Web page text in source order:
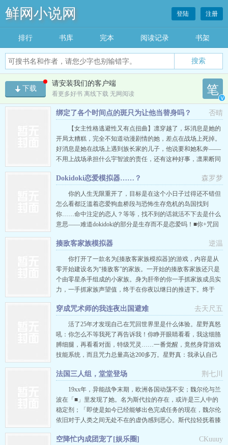
鲜网小说网
搜索
登陆 注册
排行 书库 完本 阅读记录 书架
下载
请安装我们的客户端
看更多好书 离线下载 无网阅读 笔
v
否晴
绑定了各个时间点的斑只为让他当替身吗？
【女主性格逃避性又有点扭曲】凛穿越了，坏消息是她的
开局太糟糕，完全不知道动漫剧情的她，差点在战场上死掉。
好消息是她在战场上遇到族长家的儿子，他说要和她私奔——
不用上战场承担什么宇智波的责任，还有这种好事，凛果断同
着杀并捅穿胸膛。凛以为自己就要结束这平平无奇的一生时，
族长家的儿子也就是她的现任恋人用以命换命的方式奶了她一
口，还附赠给她一套足以保…
森罗梦
Dokidoki恋爱模拟器……？
你的人生无限重开了，目标是在这个小日子过得还不错但
怎么看都泛滥着恋爱狗血桥段与恐怖生存危机的岛国找到
你……命中注定的恋人？等等，找不到的话就活不下去是什么
意思——难道dokidoki的部分是生存而不是恋爱吗！■你+咒回
是哥哥啊哥哥是不可以成为未婚夫的！”■你+灵能开局=特级忍
人in调味市，每天都在约束异能者好累人！“靠谱的成年男性多
多益善…
逆温
揍敌客家族模拟器
你打开了一款名为[揍敌客家族模拟器]的游戏，内容是从
零开始建设名为“揍敌客”的家族。一开始的揍敌客家族还只是
个由零星杀手组成的小家族。身为肝帝的你一手抓家族成员实
力，一手抓家族声望值，终于在你夜以继日的推进下。终于
世界内的时间已经来到几十代后，逐渐感觉到乏味的你安装了
一个名为[丰饶赐予]的mod，致力于将揍敌客家族打造成不仅
在杀手行业，甚至…
去天尺五
穿成咒术师的我连夜出国避难
活了25年才发现自己在咒回世界里是什么体验。星野真怒
吼：你怎么不等我死了再告诉我！你睁开眼睛看看，我这细胳
膊细腿，再看看对面，特级咒灵……一番觉醒，竟然身背游戏
技能系统，而且咒力总量高达200多万。星野真：我承认自己
真拿起拖鞋：是不是欠揍，啊？算了，老娘不玩了，直接移民
马来西亚。五条悟挖挖耳朵：刚刚好像听到谁在发表叛逆言
论，不会是星野号特快列…
荆七川
法国三人组，堂堂登场
19xx年，异能战争末期，欧洲各国动荡不安；魏尔伦与兰
波在「■」里发现了她。名为斯代拉的存在，或许是三人中的
稳定剂；「即使是如今已经能够出色完成任务的现在，魏尔伦
依旧对于人类之间无处不在的虚伪感到恶心。斯代拉轻抚着膝
人的话，我们没有必要去在意他们的想法吧。”她的嗓音轻CKuuuy
空降忙内成团宠了[娱乐圈]